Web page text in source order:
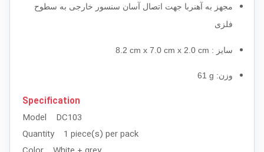
مجهز به آهنربا جهت اتصال آسان سنسور خارجی به سطوح
فلزی
سایز : 8.2 cm x 7.0 cm x 2.0 cm
وزن61 g :
Specification
Model DC103
Quantity 1 piece(s) per pack